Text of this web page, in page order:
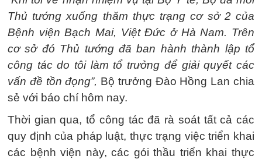
Thủ tướng xuống thăm thực trạng cơ sở 2 của
Bệnh viện Bạch Mai, Việt Đức ở Hà Nam. Trên
cơ sở đó Thủ tướng đã ban hành thành lập tổ
công tác do tôi làm tổ trưởng để giải quyết các
vấn đề tồn đọng”, Bộ trưởng Đào Hồng Lan chia
sẻ với báo chí hôm nay.
Thời gian qua, tổ công tác đã rà soát tất cả các
quy định của pháp luật, thực trạng việc triển khai
các bệnh viện này, các gói thầu triển khai thực